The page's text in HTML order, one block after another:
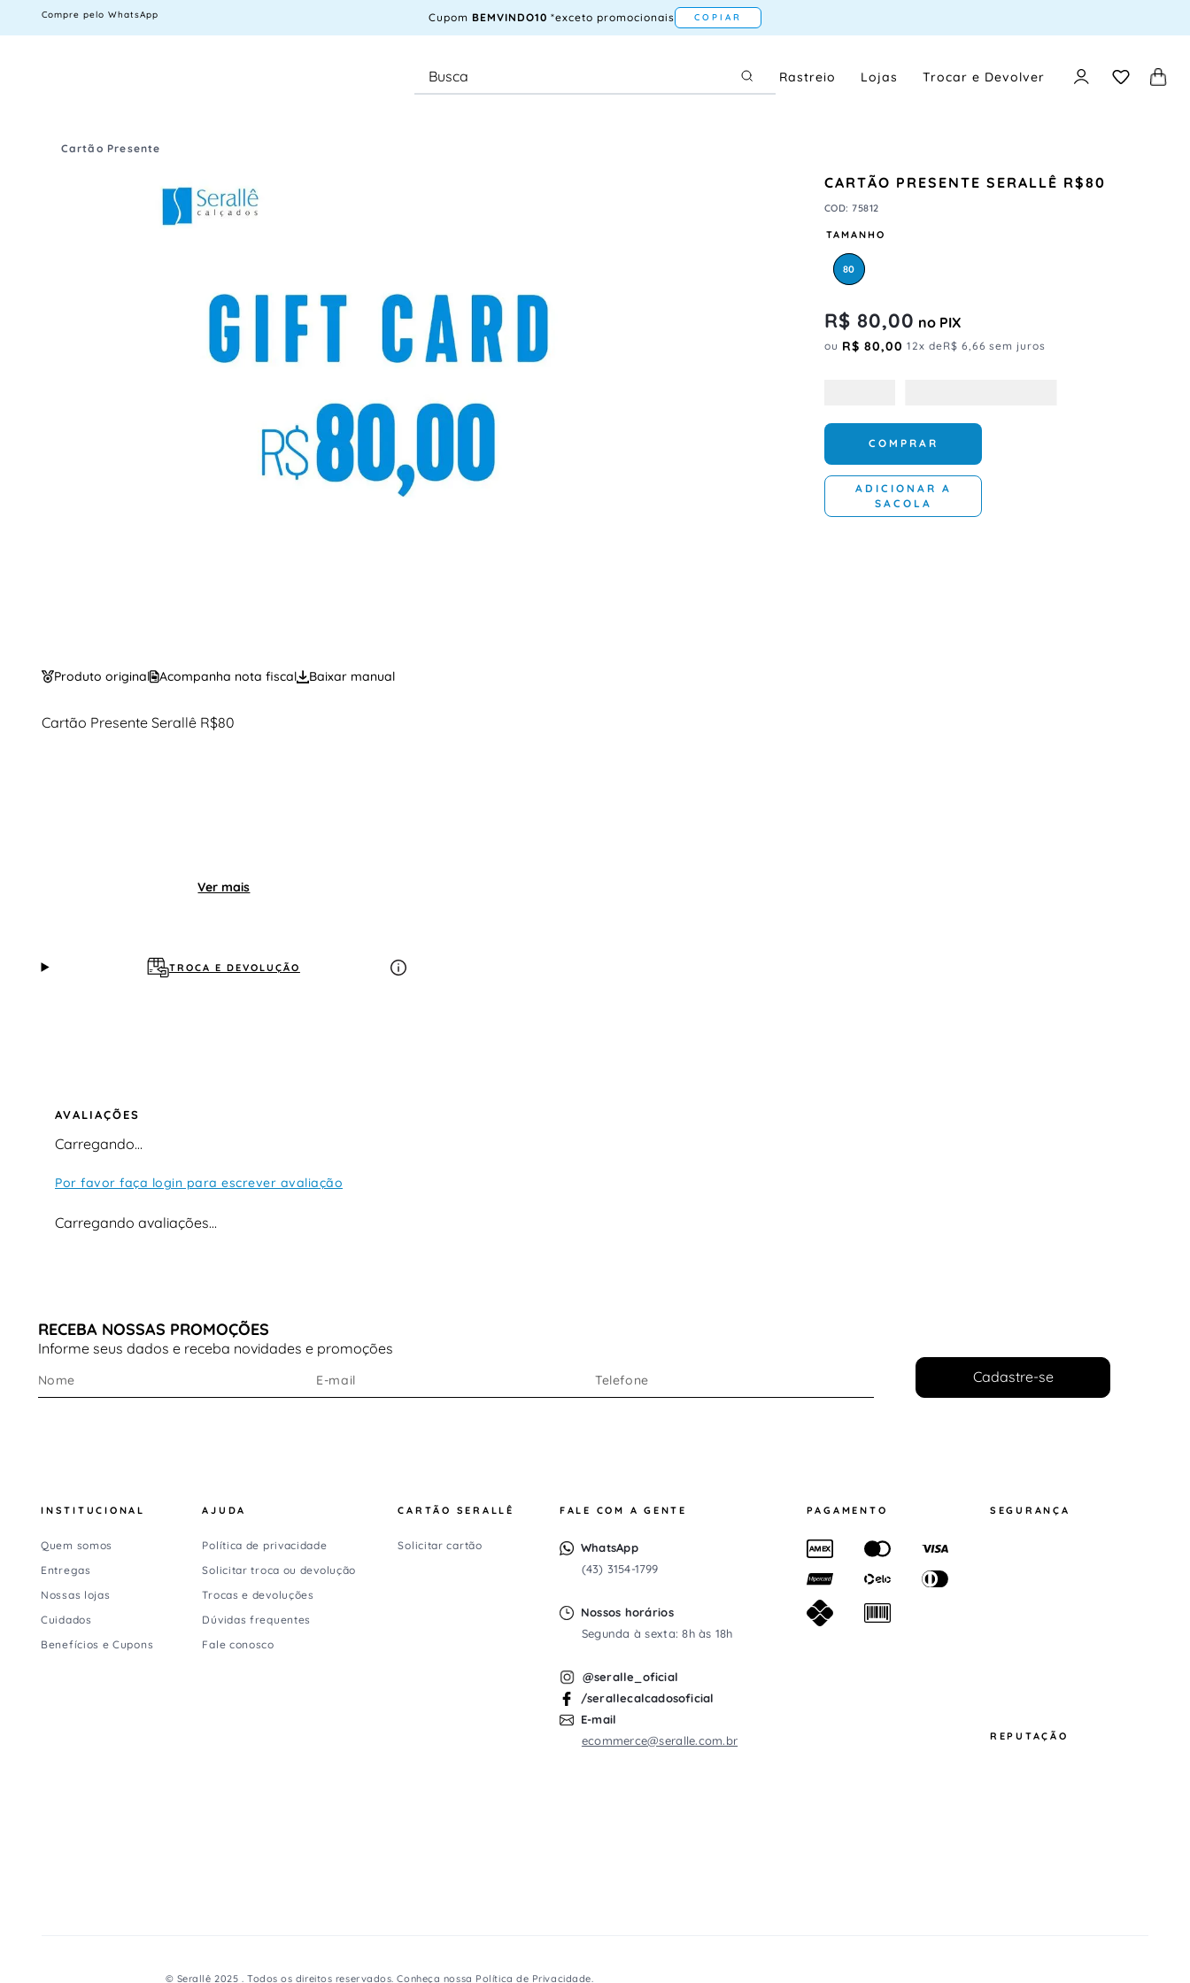
Compre pelo WhatsApp Cupom BEMVINDO10 *exceto promocionais COPIAR
Rastreio Lojas Trocar e Devolver
Cartão Presente
CARTÃO PRESENTE SERALLÊ R$80
COD:75812
TAMANHO
80
R$ 80,00 no PIX
ou R$ 80,00 12x deR$ 6,66 sem juros
COMPRAR
ADICIONAR A
SACOLA
Produto original Acompanha nota fiscal Baixar manual
Cartão Presente Serallê R$80
Ver mais
TROCA E DEVOLUÇÃO
AVALIAÇÕES
Carregando…
Por favor faça login para escrever avaliação
Carregando avaliações…
RECEBA NOSSAS PROMOÇÕES
Informe seus dados e receba novidades e promoções
Cadastre-se
INSTITUCIONAL
Quem somos
Entregas
Nossas lojas
Cuidados
Benefícios e Cupons
AJUDA
Política de privacidade
Solicitar troca ou devolução
Trocas e devoluções
Dúvidas frequentes
Fale conosco
CARTÃO SERALLÊ
Solicitar cartão
FALE COM A GENTE
WhatsApp
(43) 3154-1799
Nossos horários
Segunda à sexta: 8h às 18h
@seralle_oficial
/serallecalcadosoficial
E-mail
ecommerce@seralle.com.br
PAGAMENTO SEGURANÇA
REPUTAÇÃO
© Serallê 2025 . Todos os direitos reservados. Conheça nossa Política de Privacidade.